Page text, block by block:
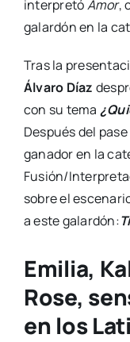
interpretóAmor,
galardón en la
Tras la
Álvaro Díaz
con su tema
Después del
ganador en la
Fusión/
sobre el
a este galardón:
Emilia,
Rose,
en los